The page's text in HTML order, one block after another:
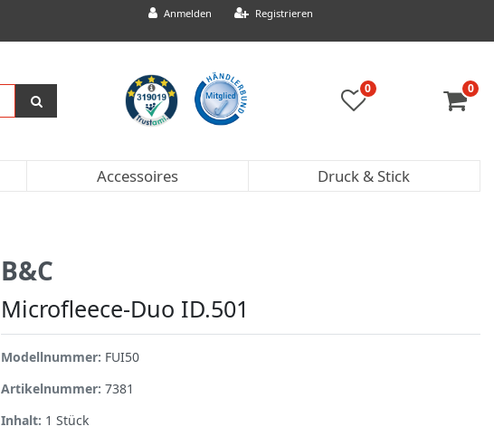
Anmelden Registrieren
0 0
Accessoires Druck & Stick
B&C
Microfleece-Duo ID.501
Modellnummer: FUI50
Artikelnummer: 7381
Inhalt: 1 Stück